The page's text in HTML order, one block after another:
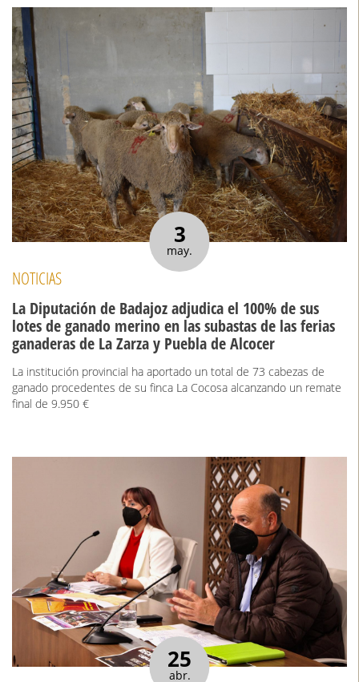
3
may.
NOTICIAS
La Diputación de Badajoz adjudica el 100% de sus
lotes de ganado merino en las subastas de las ferias
ganaderas de La Zarza y Puebla de Alcocer
La institución provincial ha aportado un total de 73 cabezas de
ganado procedentes de su finca La Cocosa alcanzando un remate
final de 9.950 €
25
abr.